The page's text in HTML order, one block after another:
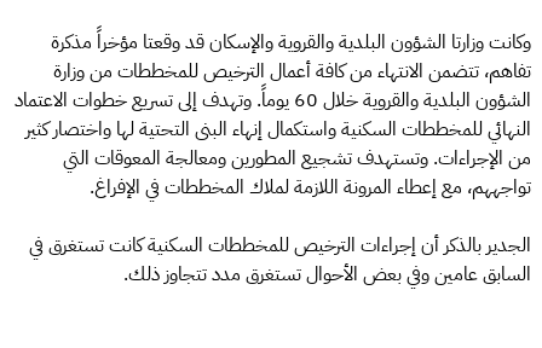
وكانت وزارتا الشؤون البلدية والقروية والإسكان قد وقعتا مؤخراً مذكرة
تفاهم، تتضمن الانتهاء من كافة أعمال الترخيص للمخططات من وزارة
الشؤون البلدية والقروية خلال 60 يوماً. وتهدف إلى تسريع خطوات الاعتماد
النهائي للمخططات السكنية واستكمال إنهاء البنى التحتية لها واختصار كثير
من الإجراءات. وتستهدف تشجيع المطورين ومعالجة المعوقات التي
تواجههم، مع إعطاء المرونة اللازمة لملاك المخططات في الإفراغ.
الجدير بالذكر أن إجراءات الترخيص للمخططات السكنية كانت تستغرق في
السابق عامين وفي بعض الأحوال تستغرق مدد تتجاوز ذلك.